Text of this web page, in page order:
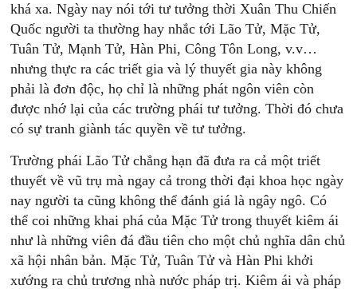
khá xa. Ngày nay nói tới tư tưởng thời Xuân Thu Chiến
Quốc người ta thường hay nhắc tới Lão Tử, Mặc Tử,
Tuân Tử, Mạnh Tử, Hàn Phi, Công Tôn Long, v.v…
nhưng thực ra các triết gia và lý thuyết gia này không
phải là đơn độc, họ chỉ là những phát ngôn viên còn
được nhớ lại của các trường phái tư tưởng. Thời đó chưa
có sự tranh giành tác quyền về tư tưởng.
Trường phái Lão Tử chẳng hạn đã đưa ra cả một triết
thuyết về vũ trụ mà ngay cả trong thời đại khoa học ngày
nay người ta cũng không thể đánh giá là ngây ngô. Có
thể coi những khai phá của Mặc Tử trong thuyết kiêm ái
như là những viên đá đầu tiên cho một chủ nghĩa dân chủ
xã hội nhân bản. Mặc Tử, Tuân Tử và Hàn Phi khởi
xướng ra chủ trương nhà nước pháp trị. Kiêm ái và pháp